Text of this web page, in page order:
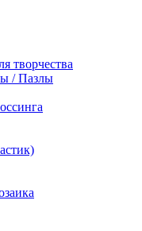
творчества
/ Пазлы